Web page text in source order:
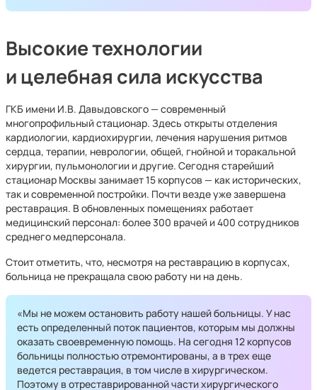
Высокие технологии
и целебная сила искусства
ГКБ имени И.В. Давыдовского — современный
многопрофильный стационар. Здесь открыты отделения
кардиологии, кардиохирургии, лечения нарушения ритмов
сердца, терапии, неврологии, общей, гнойной и торакальной
хирургии, пульмонологии и другие. Сегодня старейший
стационар Москвы занимает 15 корпусов — как исторических,
так и современной постройки. Почти везде уже завершена
реставрация. В обновленных помещениях работает
медицинский персонал: более 300 врачей и 400 сотрудников
среднего медперсонала.
Стоит отметить, что, несмотря на реставрацию в корпусах,
больница не прекращала свою работу ни на день.
«Мы не можем остановить работу нашей больницы. У нас
есть определенный поток пациентов, которым мы должны
оказать своевременную помощь. На сегодня 12 корпусов
больницы полностью отремонтированы, а в трех еще
ведется реставрация, в том числе в хирургическом.
Поэтому в отреставрированной части хирургического